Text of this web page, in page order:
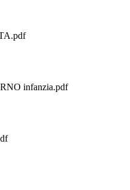
infanzia.pdf